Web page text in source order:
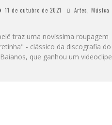
11 de outubro de 2021 Artes
Música
traz uma novíssima roupagem
- clássico da discografia do
que ganhou um videoclipe